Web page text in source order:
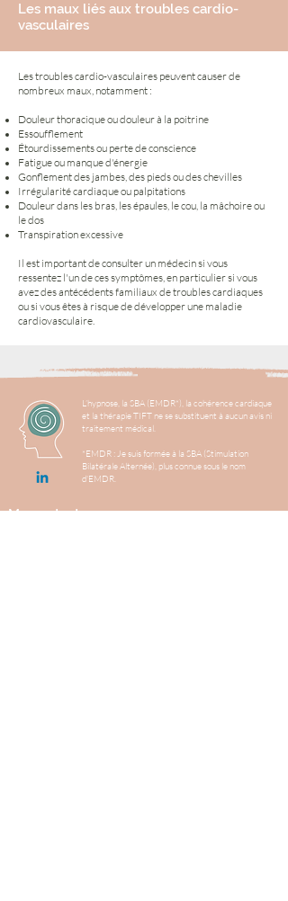
Les maux liés aux troubles cardio-
vasculaires
Les troubles cardio-vasculaires peuvent causer de
nombreux maux, notamment :
Douleur thoracique ou douleur à la poitrine
Essoufflement
Étourdissements ou perte de conscience
Fatigue ou manque d'énergie
Gonflement des jambes, des pieds ou des chevilles
Irrégularité cardiaque ou palpitations
Douleur dans les bras, les épaules, le cou, la mâchoire ou
le dos
Transpiration excessive
Il est important de consulter un médecin si vous
ressentez l'un de ces symptômes, en particulier si vous
avez des antécédents familiaux de troubles cardiaques
ou si vous êtes à risque de développer une maladie
cardiovasculaire.
L’hypnose, la SBA (EMDR*), la cohérence cardiaque
et la thérapie TIFT ne se substituent à aucun avis ni
traitement médical.
*EMDR : Je suis formée à la SBA (Stimulation
Bilatérale Alternée), plus connue sous le nom
d'EMDR.
Me contacter